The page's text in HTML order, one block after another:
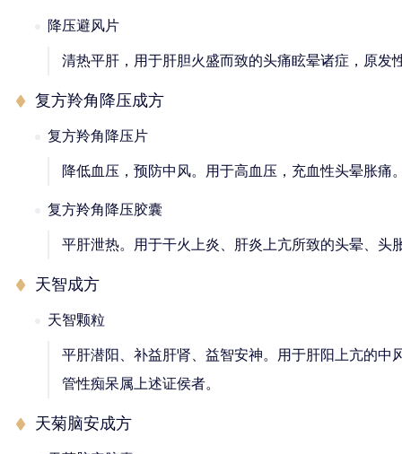
降压避风片
清热平肝，用于肝胆火盛而致的头痛眩晕诸症，原发
复方羚角降压成方
复方羚角降压片
降低血压，预防中风。用于高血压，充血性头晕胀痛
复方羚角降压胶囊
平肝泄热。用于干火上炎、肝炎上亢所致的头晕、头
天智成方
天智颗粒
平肝潜阳、补益肝肾、益智安神。用于肝阳上亢的
管性痴呆属上述证侯者。
天菊脑安成方